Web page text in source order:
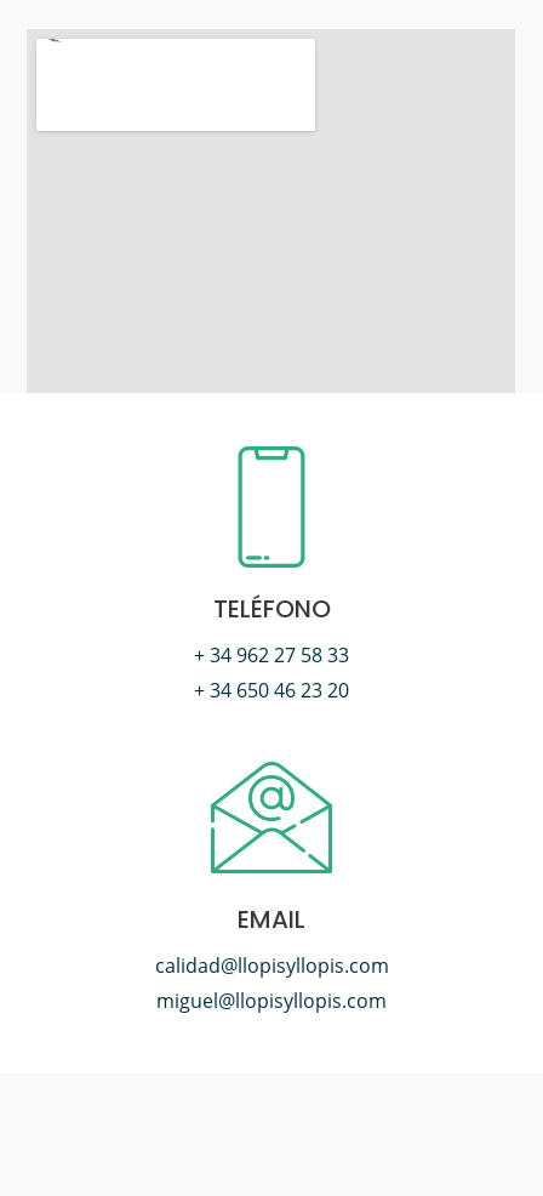
TELÉFONO
+ 34 962 27 58 33
+ 34 650 46 23 20
EMAIL
calidad@llopisyllopis.com
miguel@llopisyllopis.com